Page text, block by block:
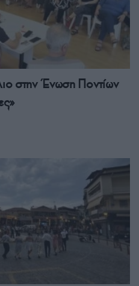
στην Ένωση Ποντίων